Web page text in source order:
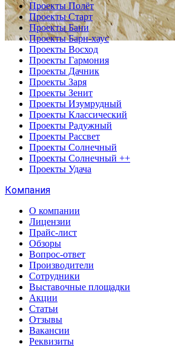
Проекты Полёт
Проекты Старт
Проекты Бани
Проекты Барн-хаус
Проекты Восход
Проекты Гармония
Проекты Дачник
Проекты Заря
Проекты Зенит
Проекты Изумрудный
Проекты Классический
Проекты Радужный
Проекты Рассвет
Проекты Солнечный
Проекты Солнечный ++
Проекты Удача
Компания
О компании
Лицензии
Прайс-лист
Обзоры
Вопрос-ответ
Производители
Сотрудники
Выставочные площадки
Акции
Статьи
Отзывы
Вакансии
Реквизиты